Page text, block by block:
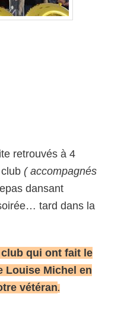
retrouvés à 4
club( accompagnés
dansant
tard dans la
qui ont fait le
Louise Michel en
vétéran.